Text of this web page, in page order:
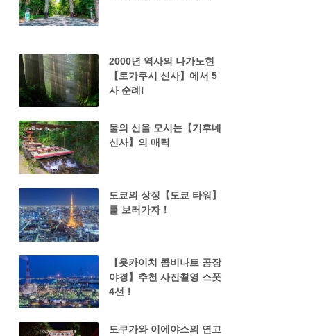
2000년 역사의 나가노현
【토가쿠시 신사】에서 5
사 순례!
물의 신을 모시는【기후네
신사】의 매력
도쿄의 상징【도쿄 타워】
를 보러가자！
【욧카이치 콤비나트 공장
야경】추천 사진촬영 스폿
4선！
도쿠가와 이에야스의 연고